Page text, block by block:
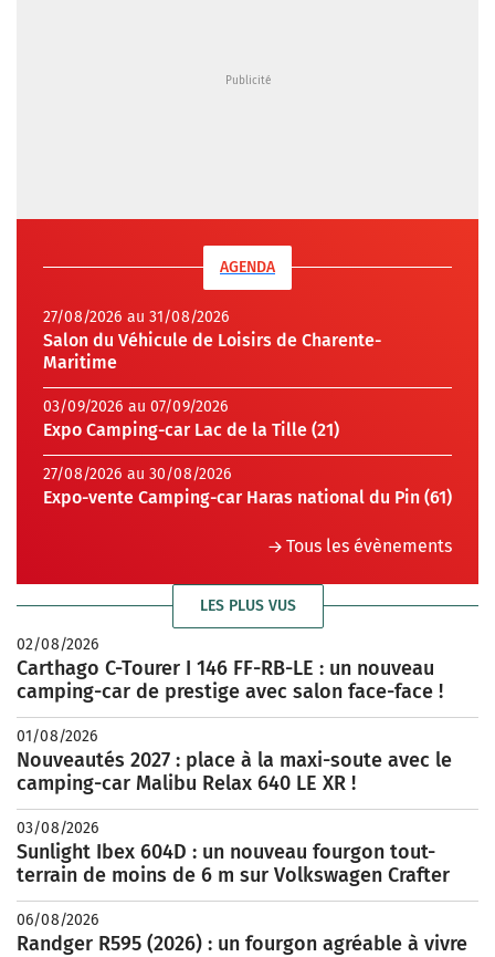
AGENDA
27/08/2026 au 31/08/2026
Salon du Véhicule de Loisirs de Charente-
Maritime
03/09/2026 au 07/09/2026
Expo Camping-car Lac de la Tille (21)
27/08/2026 au 30/08/2026
Expo-vente Camping-car Haras national du Pin (61)
Tous les évènements
LES PLUS VUS
02/08/2026
Carthago C-Tourer I 146 FF-RB-LE : un nouveau
camping-car de prestige avec salon face-face !
01/08/2026
Nouveautés 2027 : place à la maxi-soute avec le
camping-car Malibu Relax 640 LE XR !
03/08/2026
Sunlight Ibex 604D : un nouveau fourgon tout-
terrain de moins de 6 m sur Volkswagen Crafter
06/08/2026
Randger R595 (2026) : un fourgon agréable à vivre